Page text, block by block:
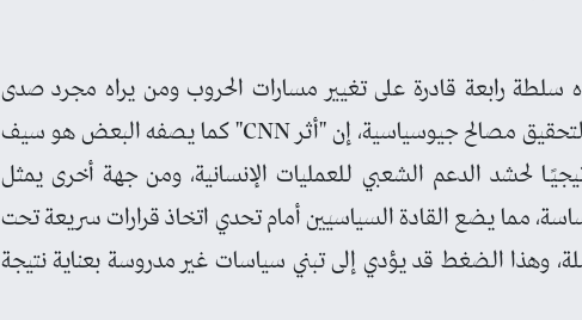
سلطة رابعة قادرة على تغيير مسارات الحروب ومن يراه مجرد صدى
لسياسات القوى الكبرى التي تستغل السياق الإنساني لتحقيق مصالح جيوسياسية، إن "أثر CNN" كما يصفه البعض هو سيف
لحشد الدعم الشعبي للعمليات الإنسانية، ومن جهة أخرى يمثل
مما يضع القادة السياسيين أمام تحدي اتخاذ قرارات سريعة تحت
وهذا الضغط قد يؤدي إلى تبني سياسات غير مدروسة بعناية نتيجة